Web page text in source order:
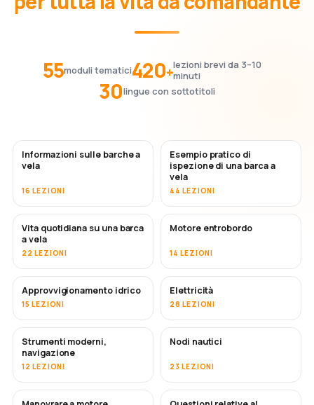
55moduli tematici420+lezioni brevi da 3–10
minuti
30lingue con sottotitoli
Informazioni sulle barche a
vela
16 LEZIONI
Esempio pratico di
ispezione di una barca a
vela
44 LEZIONI
Vita quotidiana su una barca
a vela
22 LEZIONI
Motore entrobordo
14 LEZIONI
Approvvigionamento idrico
15 LEZIONI
Elettricità
28 LEZIONI
Strumenti moderni,
navigazione
12 LEZIONI
Nodi nautici
23 LEZIONI